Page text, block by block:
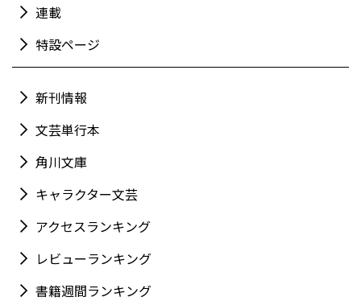
連載
特設ページ
新刊情報
文芸単行本
角川文庫
キャラクター文芸
アクセスランキング
レビューランキング
書籍週間ランキング